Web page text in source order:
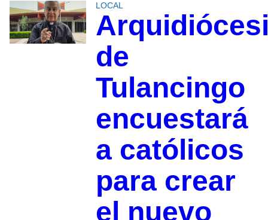
LOCAL
de
Tulancingo
encuestará
a católicos
para crear
el nuevo